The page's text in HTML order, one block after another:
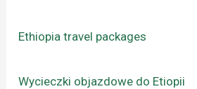
Ethiopia travel packages
Wycieczki objazdowe do Etiopii